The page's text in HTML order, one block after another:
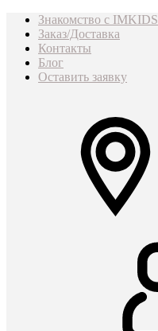
Знакомство с IMKIDS
Заказ/Доставка
Контакты
Блог
Оставить заявку